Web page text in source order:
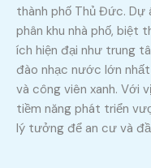
thành phố Thủ Đức. Dự
phân khu nhà phố, biệt
ích hiện đại như trung
đào nhạc nước lớn
và công viên xanh. Với
tiềm năng phát triển
lý tưởng để an cư và